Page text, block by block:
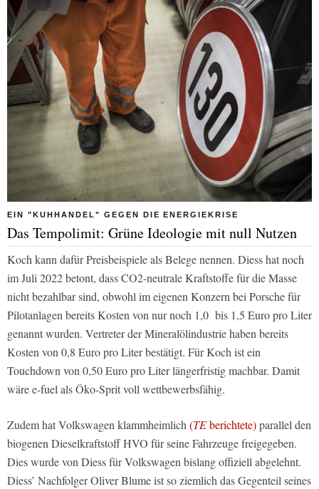
EIN "KUHHANDEL" GEGEN DIE ENERGIEKRISE
Das Tempolimit: Grüne Ideologie mit null Nutzen
Koch kann dafür Preisbeispiele als Belege nennen. Diess hat noch
im Juli 2022 betont, dass CO2-neutrale Kraftstoffe für die Masse
nicht bezahlbar sind, obwohl im eigenen Konzern bei Porsche für
Pilotanlagen bereits Kosten von nur noch 1,0 bis 1,5 Euro pro Liter
genannt wurden. Vertreter der Mineralölindustrie haben bereits
Kosten von 0,8 Euro pro Liter bestätigt. Für Koch ist ein
Touchdown von 0,50 Euro pro Liter längerfristig machbar. Damit
wäre e-fuel als Öko-Sprit voll wettbewerbsfähig.
Zudem hat Volkswagen klammheimlich (TEberichtete)parallel den
biogenen Dieselkraftstoff HVO für seine Fahrzeuge freigegeben.
Dies wurde von Diess für Volkswagen bislang offiziell abgelehnt.
Diess’ Nachfolger Oliver Blume ist so ziemlich das Gegenteil seines